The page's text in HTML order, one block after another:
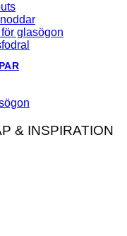
glasögon
& INSPIRATION